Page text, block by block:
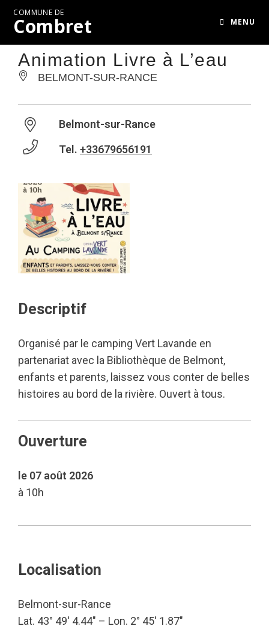
COMMUNE DE
Combret MENU
Animation Livre à L’eau
BELMONT-SUR-RANCE
Belmont-sur-Rance
Tel. +33679656191
Descriptif
Organisé par le camping Vert Lavande en
partenariat avec la Bibliothèque de Belmont,
enfants et parents, laissez vous conter de belles
histoires au bord de la rivière. Ouvert à tous.
Ouverture
le 07 août 2026
à 10h
Localisation
Belmont-sur-Rance
Lat. 43° 49′ 4.44″ – Lon. 2° 45′ 1.87″